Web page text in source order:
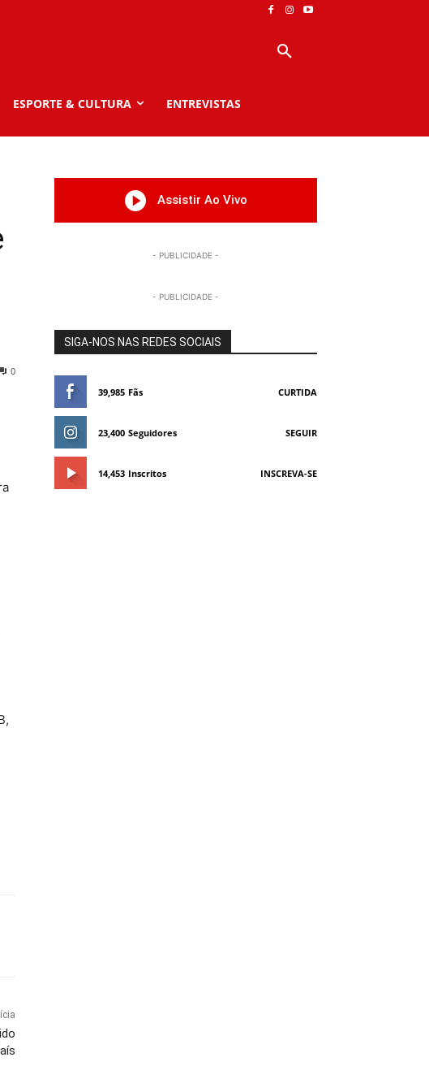
ESPORTE & CULTURA ENTREVISTAS
0
Assistir Ao Vivo
- PUBLICIDADE -
- PUBLICIDADE -
SIGA-NOS NAS REDES SOCIAIS
39,985 Fãs CURTIDA
23,400 Seguidores SEGUIR
14,453 Inscritos INSCREVA-SE